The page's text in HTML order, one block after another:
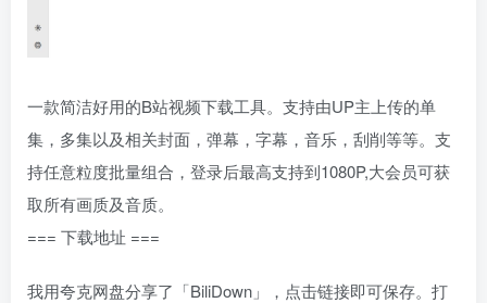
一款简洁好用的B站视频下载工具。支持由UP主上传的单
集，多集以及相关封面，弹幕，字幕，音乐，刮削等等。支
持任意粒度批量组合，登录后最高支持到1080P,大会员可获
取所有画质及音质。
=== 下载地址 ===
我用夸克网盘分享了「BiliDown」，点击链接即可保存。打